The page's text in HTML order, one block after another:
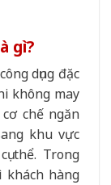
gì?
dụng đặc
không may
chế ngăn
khu vực
thể. Trong
khách hàng